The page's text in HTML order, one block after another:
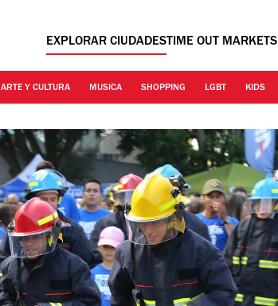
EXPLORAR CIUDADESTIME OUT MARKETS
ARTE Y CULTURA MUSICA SHOPPING LGBT KIDS